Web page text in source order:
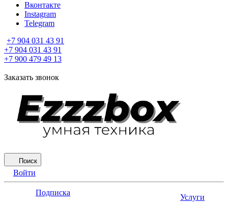
Вконтакте
Instagram
Telegram
+7 904 031 43 91
+7 904 031 43 91
+7 900 479 49 13
Заказать звонок
Поиск
Войти
Подписка
Услуги